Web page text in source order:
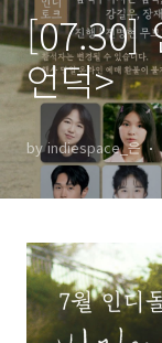
[07.30]
언덕>
by indiespace_은